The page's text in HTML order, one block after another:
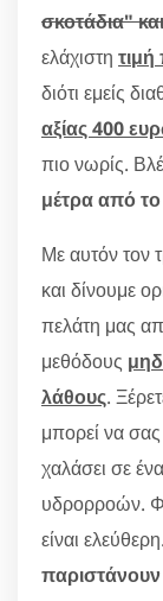
σκοτάδια"
ελάχιστη
διότι εμείς
αξίας 400
πιο νωρίς.
μέτρα από
Με αυτόν τον
και δίνουμε
πελάτη μας
μεθόδους
λάθους.
μπορεί να σας
χαλάσει σε
υδρορροών.
είναι
παριστάνουν